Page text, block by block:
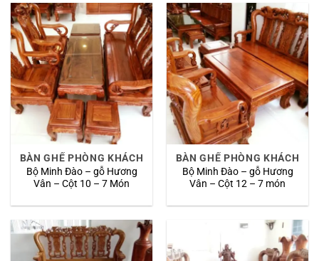
BÀN GHẾ PHÒNG KHÁCH
Bộ Minh Đào – gỗ Hương
Vân – Cột 10 – 7 Món
BÀN GHẾ PHÒNG KHÁCH
Bộ Minh Đào – gỗ Hương
Vân – Cột 12 – 7 món